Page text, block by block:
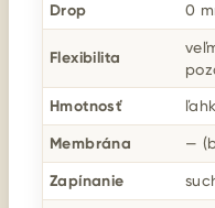
Drop 0
Flexibilita
Hmotnosť
Membrána —
Zapínanie